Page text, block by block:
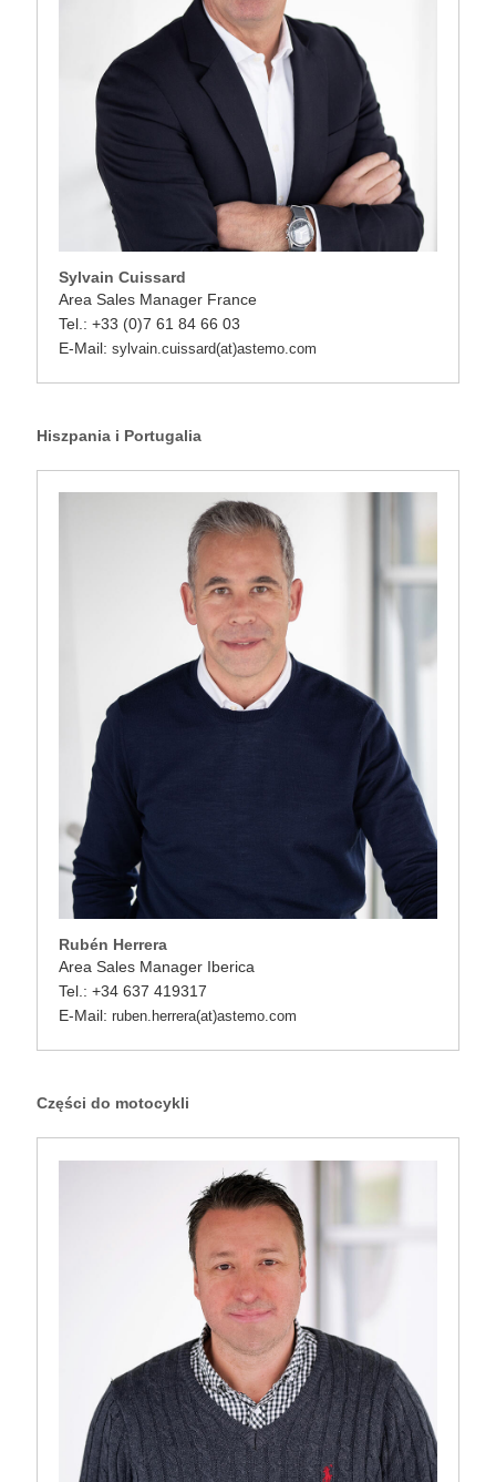
Sylvain Cuissard
Area Sales Manager France
Tel.: +33 (0)7 61 84 66 03
E-Mail:sylvain.cuissard(at)astemo.com
Hiszpania i Portugalia
Rubén Herrera
Area Sales Manager Iberica
Tel.: +34 637 419317
E-Mail:ruben.herrera(at)astemo.com
Części do motocykli